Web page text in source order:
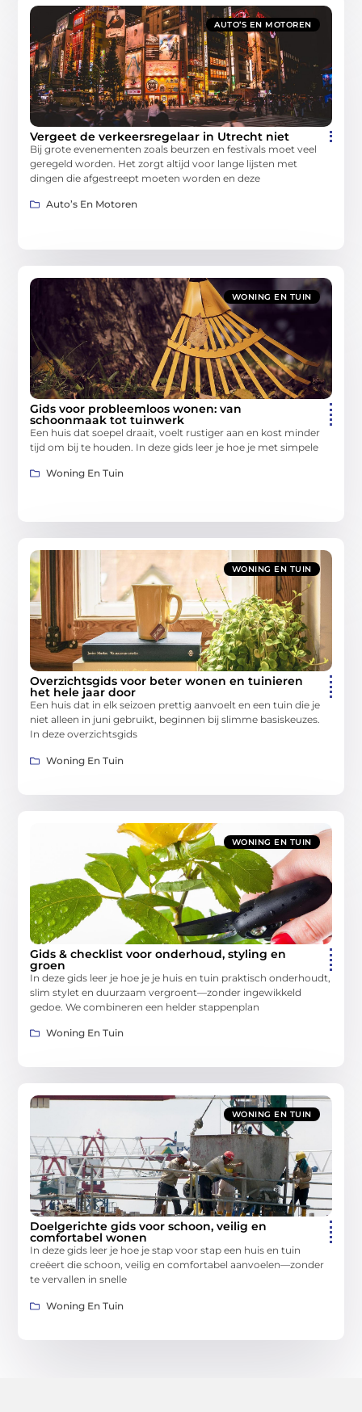
AUTO’S EN MOTOREN
Vergeet de verkeersregelaar in Utrecht niet
Bij grote evenementen zoals beurzen en festivals moet veel
geregeld worden. Het zorgt altijd voor lange lijsten met
dingen die afgestreept moeten worden en deze
Auto’s En Motoren
WONING EN TUIN
Gids voor probleemloos wonen: van
schoonmaak tot tuinwerk
Een huis dat soepel draait, voelt rustiger aan en kost minder
tijd om bij te houden. In deze gids leer je hoe je met simpele
Woning En Tuin
WONING EN TUIN
Overzichtsgids voor beter wonen en tuinieren
het hele jaar door
Een huis dat in elk seizoen prettig aanvoelt en een tuin die je
niet alleen in juni gebruikt, beginnen bij slimme basiskeuzes.
In deze overzichtsgids
Woning En Tuin
WONING EN TUIN
Gids & checklist voor onderhoud, styling en
groen
In deze gids leer je hoe je je huis en tuin praktisch onderhoudt,
slim stylet en duurzaam vergroent—zonder ingewikkeld
gedoe. We combineren een helder stappenplan
Woning En Tuin
WONING EN TUIN
Doelgerichte gids voor schoon, veilig en
comfortabel wonen
In deze gids leer je hoe je stap voor stap een huis en tuin
creëert die schoon, veilig en comfortabel aanvoelen—zonder
te vervallen in snelle
Woning En Tuin